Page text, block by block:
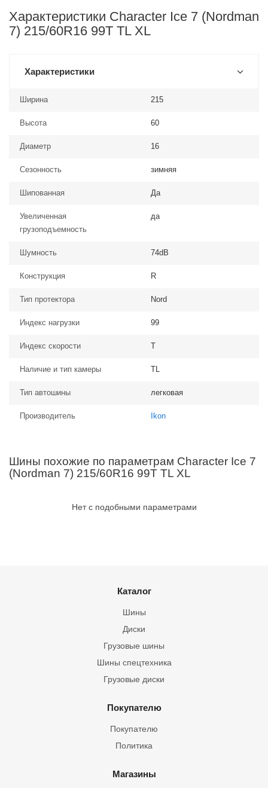
Характеристики Character Ice 7 (Nordman
7) 215/60R16 99T TL XL
Характеристики
Ширина 215
Высота 60
Диаметр 16
Сезонность зимняя
Шипованная Да
Увеличенная
грузоподъемность
да
Шумность 74dB
Конструкция R
Тип протектора Nord
Индекс нагрузки 99
Индекс скорости T
Наличие и тип камеры TL
Тип автошины легковая
Производитель Ikon
Шины похожие по параметрам Character Ice 7
(Nordman 7) 215/60R16 99T TL XL
Нет с подобными параметрами
Каталог
Шины
Грузовые шины
Шины спецтехника
Диски
Грузовые диски
Покупателю
Покупателю
Политика
Магазины